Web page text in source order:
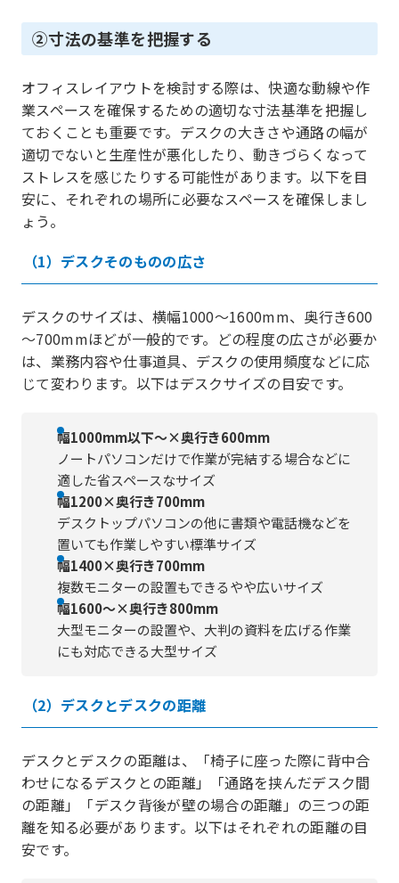
②寸法の基準を把握する
オフィスレイアウトを検討する際は、快適な動線や作
業スペースを確保するための適切な寸法基準を把握し
ておくことも重要です。デスクの大きさや通路の幅が
適切でないと生産性が悪化したり、動きづらくなって
ストレスを感じたりする可能性があります。以下を目
安に、それぞれの場所に必要なスペースを確保しまし
ょう。
（1）デスクそのものの広さ
デスクのサイズは、横幅1000～1600mm、奥行き600
～700mmほどが一般的です。どの程度の広さが必要か
は、業務内容や仕事道具、デスクの使用頻度などに応
じて変わります。以下はデスクサイズの目安です。
幅1000mm以下～×奥行き600mm
ノートパソコンだけで作業が完結する場合などに
適した省スペースなサイズ
幅1200×奥行き700mm
デスクトップパソコンの他に書類や電話機などを
置いても作業しやすい標準サイズ
幅1400×奥行き700mm
複数モニターの設置もできるやや広いサイズ
幅1600～×奥行き800mm
大型モニターの設置や、大判の資料を広げる作業
にも対応できる大型サイズ
（2）デスクとデスクの距離
デスクとデスクの距離は、「椅子に座った際に背中合
わせになるデスクとの距離」「通路を挟んだデスク間
の距離」「デスク背後が壁の場合の距離」の三つの距
離を知る必要があります。以下はそれぞれの距離の目
安です。